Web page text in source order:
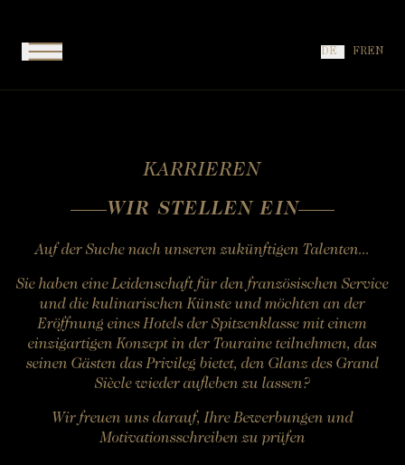
DE FREN
Großes Boudoir
Grill
Die Bar « Le Saint-Évremond »
Wein- und Champagne tasting
KARRIEREN
WIR STELLEN EIN
Auf der Suche nach unseren zukünftigen Talenten...
Sie haben eine Leidenschaft für den französischen Service
und die kulinarischen Künste und möchten an der
Eröffnung eines Hotels der Spitzenklasse mit einem
einzigartigen Konzept in der Touraine teilnehmen, das
seinen Gästen das Privileg bietet, den Glanz des Grand
Siècle wieder aufleben zu lassen?
Wir freuen uns darauf, Ihre Bewerbungen und
Motivationsschreiben zu prüfen